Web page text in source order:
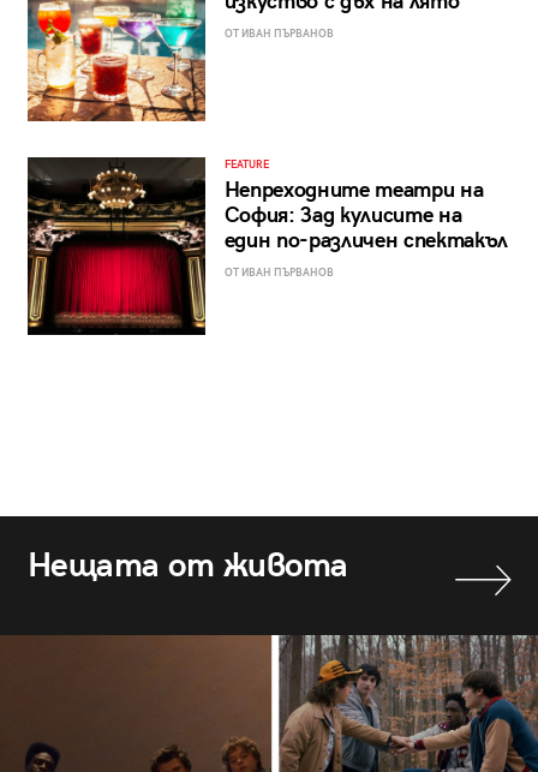
ОТ ИВАН ПЪРВАНОВ
FEATURE
Непреходните театри на
София: Зад кулисите на
един по-различен спектакъл
ОТ ИВАН ПЪРВАНОВ
Нещата от живота